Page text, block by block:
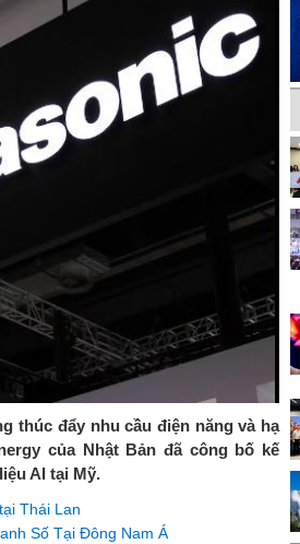
thúc đẩy nhu cầu điện năng và hạ
của Nhật Bản đã công bố kế
AI tại Mỹ.
Thái Lan
Số Tại Đông Nam Á